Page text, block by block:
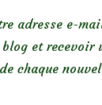
adresse e-
blog et recevoir
chaque